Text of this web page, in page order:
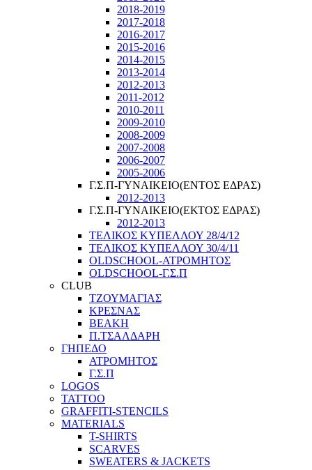
2018-2019
2017-2018
2016-2017
2015-2016
2014-2015
2013-2014
2012-2013
2011-2012
2010-2011
2009-2010
2008-2009
2007-2008
2006-2007
2005-2006
Γ.Σ.Π-ΓΥΝΑΙΚΕΙΟ(ΕΝΤΟΣ ΕΔΡΑΣ)
2012-2013
Γ.Σ.Π-ΓΥΝΑΙΚΕΙΟ(ΕΚΤΟΣ ΕΔΡΑΣ)
2012-2013
ΤΕΛΙΚΟΣ ΚΥΠΕΛΛΟΥ 28/4/12
ΤΕΛΙΚΟΣ ΚΥΠΕΛΛΟΥ 30/4/11
OLDSCHOOL-ΑΤΡΟΜΗΤΟΣ
OLDSCHOOL-Γ.Σ.Π
CLUB
ΤΖΟΥΜΑΓΙΑΣ
ΚΡΕΣΝΑΣ
ΒΕΑΚΗ
Π.ΤΣΑΛΔΑΡΗ
ΓΗΠΕΔΟ
ΑΤΡΟΜΗΤΟΣ
Γ.Σ.Π
LOGOS
TATTOO
GRAFFITI-STENCILS
MATERIALS
T-SHIRTS
SCARVES
SWEATERS & JACKETS